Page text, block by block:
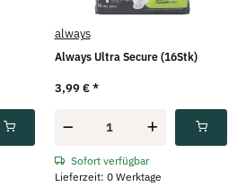
always
Always Ultra Secure (16Stk)
3,99 €*
Sofort verfügbar
Lieferzeit: 0 Werktage